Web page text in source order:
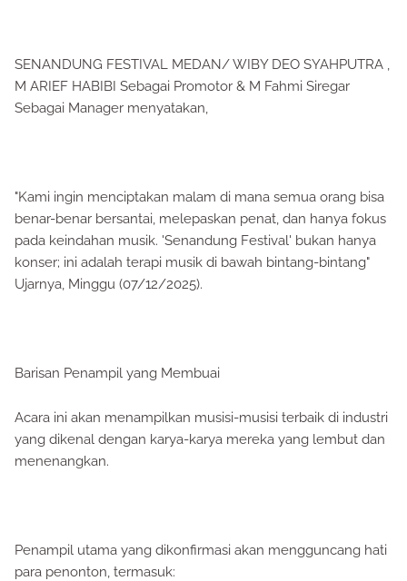
SENANDUNG FESTIVAL MEDAN/ WIBY DEO SYAHPUTRA ,
M ARIEF HABIBI Sebagai Promotor & M Fahmi Siregar
Sebagai Manager menyatakan,
"Kami ingin menciptakan malam di mana semua orang bisa
benar-benar bersantai, melepaskan penat, dan hanya fokus
pada keindahan musik. 'Senandung Festival' bukan hanya
konser; ini adalah terapi musik di bawah bintang-bintang"
Ujarnya, Minggu (07/12/2025).
Barisan Penampil yang Membuai
Acara ini akan menampilkan musisi-musisi terbaik di industri
yang dikenal dengan karya-karya mereka yang lembut dan
menenangkan.
Penampil utama yang dikonfirmasi akan mengguncang hati
para penonton, termasuk: